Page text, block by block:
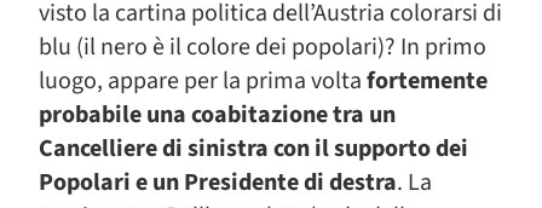
visto la cartina politica dell’Austria colorarsi di
blu (il nero è il colore dei popolari)? In primo
luogo, appare per la prima voltafortemente
probabile una coabitazione tra un
Cancelliere di sinistra con il supporto dei
Popolari e un Presidente di destra. La